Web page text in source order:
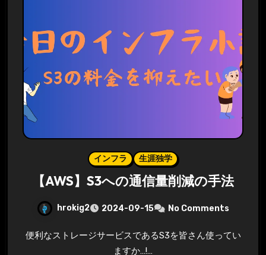
インフラ 生涯独学
【AWS】S3への通信量削減の手法
hrokig2 2024-09-15 No Comments
便利なストレージサービスであるS3を皆さん使ってい
ますか…!…